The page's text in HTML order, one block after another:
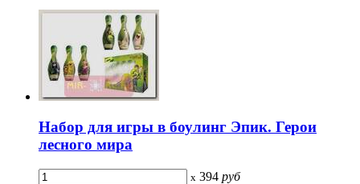
Набор для игры в боулинг Эпик. Герои
лесного мира
x 394 руб